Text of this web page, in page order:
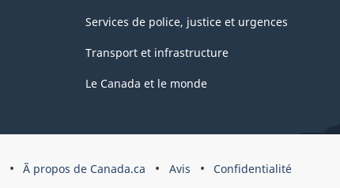
Services de police, justice et urgences
Transport et infrastructure
Le Canada et le monde
Ã propos de Canada.ca Avis Confidentialité